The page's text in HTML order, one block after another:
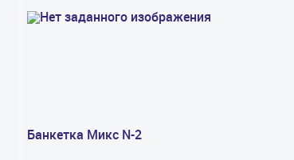
Банкетка Микс N-2